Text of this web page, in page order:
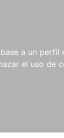
a un perfil
el uso de
NOTICIAS